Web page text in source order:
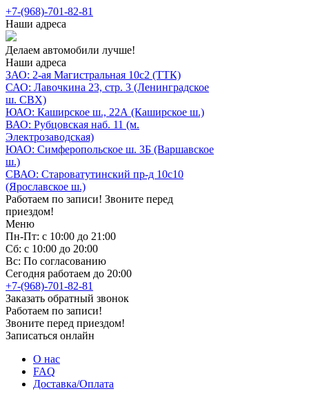
+7-(968)-701-82-81
Наши адреса
Делаем автомобили лучше!
Наши адреса
ЗАО: 2-ая Магистральная 10с2 (ТТК)
САО: Лавочкина 23, стр. 3 (Ленинградское
ш. СВХ)
ЮАО: Каширское ш., 22А (Каширское ш.)
ВАО: Рубцовская наб. 11 (м.
Электрозаводская)
ЮАО: Симферопольское ш. 3Б (Варшавское
ш.)
СВАО: Староватутинский пр-д 10с10
(Ярославское ш.)
Работаем по записи! Звоните перед
приездом!
Меню
Пн-Пт: с 10:00 до 21:00
Сб: с 10:00 до 20:00
Вс: По согласованию
Сегодня работаем до 20:00
+7-(968)-701-82-81
Заказать обратный звонок
Работаем по записи!
Звоните перед приездом!
Записаться онлайн
О нас
FAQ
Доставка/Оплата